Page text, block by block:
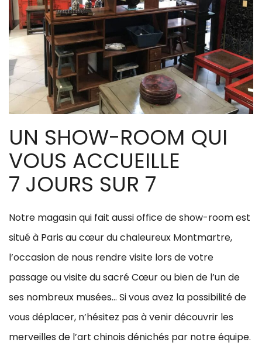
UN SHOW-ROOM QUI
VOUS ACCUEILLE
7 JOURS SUR 7
Notre magasin qui fait aussi office de show-room est
situé à Paris au cœur du chaleureux Montmartre,
l’occasion de nous rendre visite lors de votre
passage ou visite du sacré Cœur ou bien de l’un de
ses nombreux musées… Si vous avez la possibilité de
vous déplacer, n’hésitez pas à venir découvrir les
merveilles de l’art chinois dénichés par notre équipe.